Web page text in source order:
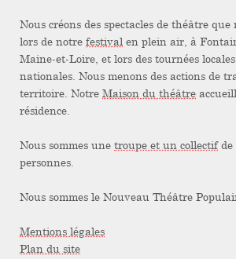
Nous créons des spectacles de théâtre que
lors de notre festival en plein air, à
Maine-et-Loire, et lors des tournées
nationales. Nous menons des actions de
territoire. Notre Maison du théâtre
résidence.
Nous sommes une troupe et un collectifde
personnes.
Nous sommes le Nouveau Théâtre
Mentions légales
Plan du site